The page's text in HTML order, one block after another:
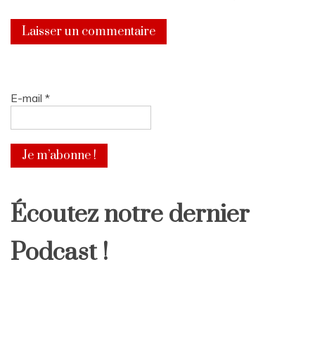
E-mail *
Écoutez notre dernier
Podcast !